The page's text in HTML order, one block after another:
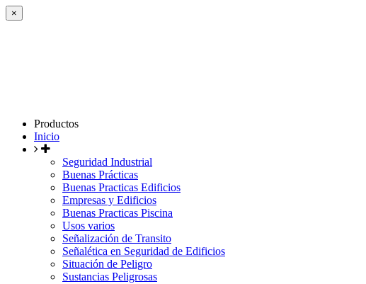
×
Productos
Inicio
Seguridad Industrial
Buenas Prácticas
Buenas Practicas Edificios
Empresas y Edificios
Buenas Practicas Piscina
Usos varios
Señalización de Transito
Señalética en Seguridad de Edificios
Situación de Peligro
Sustancias Peligrosas